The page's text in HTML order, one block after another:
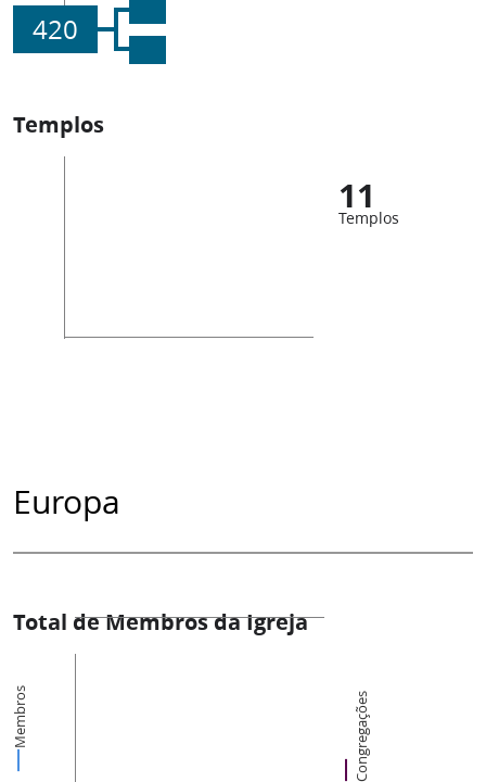
420
Templos
11
Templos
Europa
Total de Membros da Igreja
Membros Congregações